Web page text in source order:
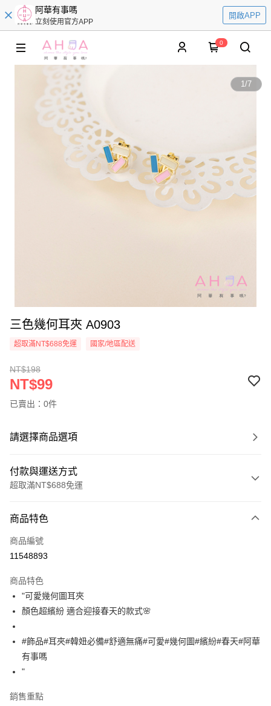
阿華有事嗎
立刻使用官方APP
開啟APP
0
1/7
三色幾何耳夾 A0903
超取滿NT$688免運 國家/地區配送
NT$198
NT$99
已賣出：0件
請選擇商品選項
付款與運送方式
超取滿NT$688免運
信用卡一次付款
超商取貨付款
Apple Pay
街口支付
悠遊付
Google Pay
商品特色
商品編號
11548893
商品特色
"可愛幾何圖耳夾
顏色超繽紛 適合迎接春天的款式🌸
#飾品#耳夾#韓妞必備#舒適無痛#可愛#幾何圖#繽紛#春天#阿華
有事嗎
"
銷售重點